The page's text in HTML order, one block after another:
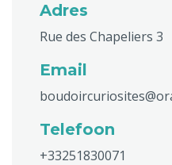
Adres
Rue des Chapeliers 3
Email
Telefoon
+33251830071